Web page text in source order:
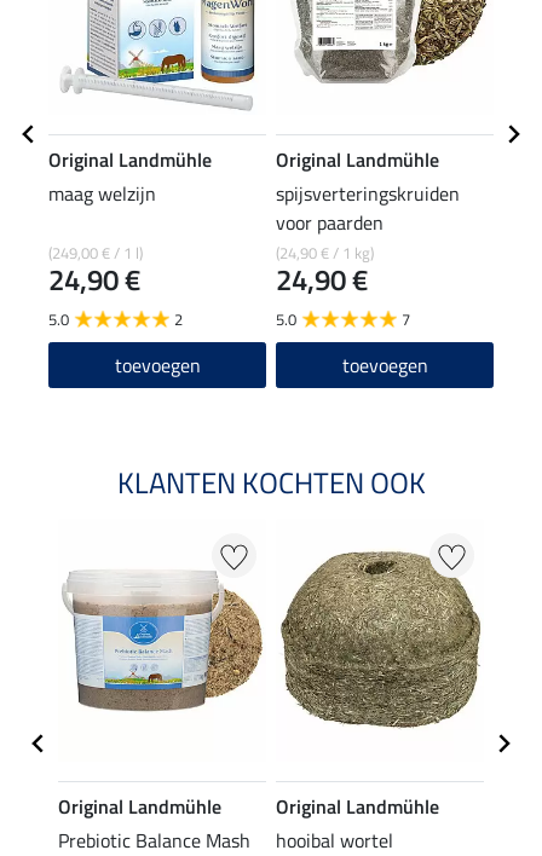
Original Landmühle
maag welzijn
(249,00 € / 1 l)
24,90 €
5.0 2
toevoegen
Original Landmühle
spijsverteringskruiden
voor paarden
(24,90 € / 1 kg)
24,90 €
5.0 7
toevoegen
KLANTEN KOCHTEN OOK
Original Landmühle
Prebiotic Balance Mash
Original Landmühle
hooibal wortel